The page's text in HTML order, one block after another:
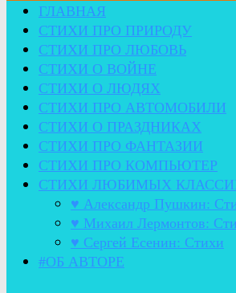
ГЛАВНАЯ
СТИХИ ПРО ПРИРОДУ
СТИХИ ПРО ЛЮБОВЬ
СТИХИ О ВОЙНЕ
СТИХИ О ЛЮДЯХ
СТИХИ ПРО АВТОМОБИЛИ
СТИХИ О ПРАЗДНИКАХ
СТИХИ ПРО ФАНТАЗИИ
СТИХИ ПРО КОМПЬЮТЕР
СТИХИ ЛЮБИМЫХ
♥ Александр Пушкин:
♥ Михаил Лермонтов:
♥ Сергей Есенин: Стихи
#ОБ АВТОРЕ